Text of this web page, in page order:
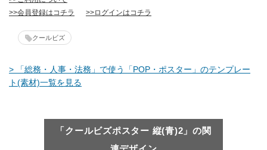
>>会員登録はコチラ
>>ログインはコチラ
クールビズ
> 「総務・人事・法務」で使う「POP・ポスター」のテンプレー
ト(素材)一覧を見る
「クールビズポスター 縦(青)2」の関